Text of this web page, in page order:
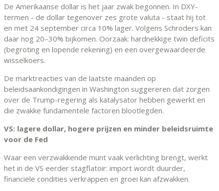
De Amerikaanse dollar is het jaar zwak begonnen. In DXY-
termen - de dollar tegenover zes grote valuta - staat hij tot
en met 24 september circa 10% lager. Volgens Schroders kan
daar nog 20–30% bijkomen. Oorzaak: hardnekkige twin deficits
(begroting en lopende rekening) en een overgewaardeerde
wisselkoers.
De marktreacties van de laatste maanden op
beleidsaankondigingen in Washington suggereren dat zorgen
over de Trump-regering als katalysator hebben gewerkt en
die zwakke fundamentele factoren blootlegden.
VS: lagere dollar, hogere prijzen en minder beleidsruimte
voor de Fed
Waar een verzwakkende munt vaak verlichting brengt, werkt
het in de VS eerder stagflatoir: import wordt duurder,
financiële condities verkrappen en groei kan afzwakken.